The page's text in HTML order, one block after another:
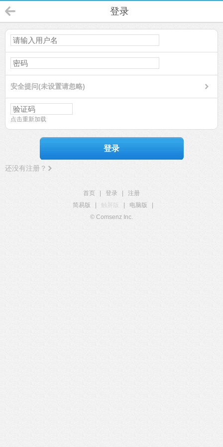
登录
安全提问(未设置请忽略)
点击重新加载
登录
还没有注册？
首页 登录
注册
简易版
触屏版 电脑版
© Comsenz Inc.